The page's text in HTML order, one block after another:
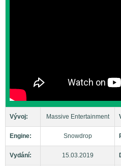
Vývoj: Massive Entertainment
Engine: Snowdrop
Vydání: 15.03.2019